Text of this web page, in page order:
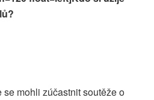
se mohli zúčastnit soutěže o